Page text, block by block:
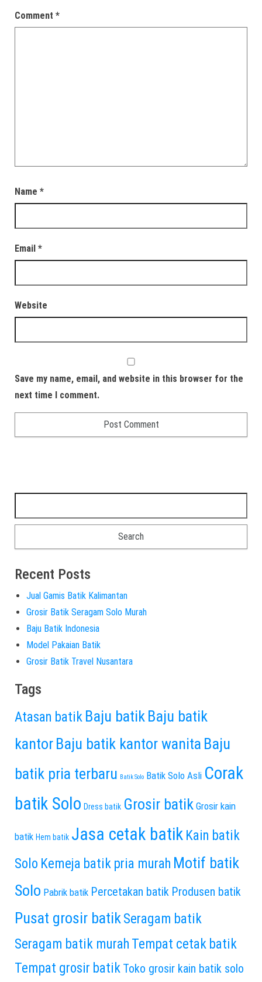
Comment *
Name *
Email *
Website
Save my name, email, and website in this browser for the
next time I comment.
Recent Posts
Jual Gamis Batik Kalimantan
Grosir Batik Seragam Solo Murah
Baju Batik Indonesia
Model Pakaian Batik
Grosir Batik Travel Nusantara
Tags
Atasan batik Baju batik Baju batik
kantor Baju batik kantor wanita Baju
batik pria terbaru Batik Solo Batik Solo Asli Corak
batik Solo Dress batik Grosir batik Grosir kain
batik Hem batik Jasa cetak batik Kain batik
Solo Kemeja batik pria murah Motif batik
Solo Pabrik batik Percetakan batik Produsen batik
Pusat grosir batikSeragam batik
Seragam batik murah Tempat cetak batik
Tempat grosir batik Toko grosir kain batik solo